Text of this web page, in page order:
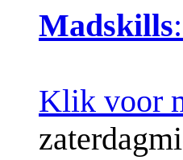
Madskills
Klik voor